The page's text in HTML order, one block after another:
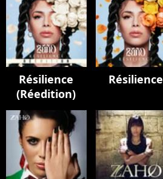
Résilience
(Réedition)
Résilience